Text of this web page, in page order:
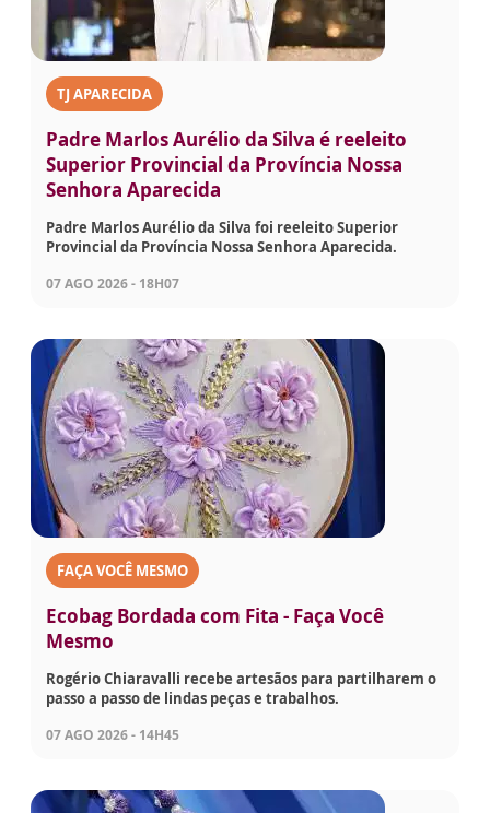
TJ APARECIDA
Padre Marlos Aurélio da Silva é reeleito
Superior Provincial da Província Nossa
Senhora Aparecida
Padre Marlos Aurélio da Silva foi reeleito Superior
Provincial da Província Nossa Senhora Aparecida.
07 AGO 2026 - 18H07
FAÇA VOCÊ MESMO
Ecobag Bordada com Fita - Faça Você
Mesmo
Rogério Chiaravalli recebe artesãos para partilharem o
passo a passo de lindas peças e trabalhos.
07 AGO 2026 - 14H45